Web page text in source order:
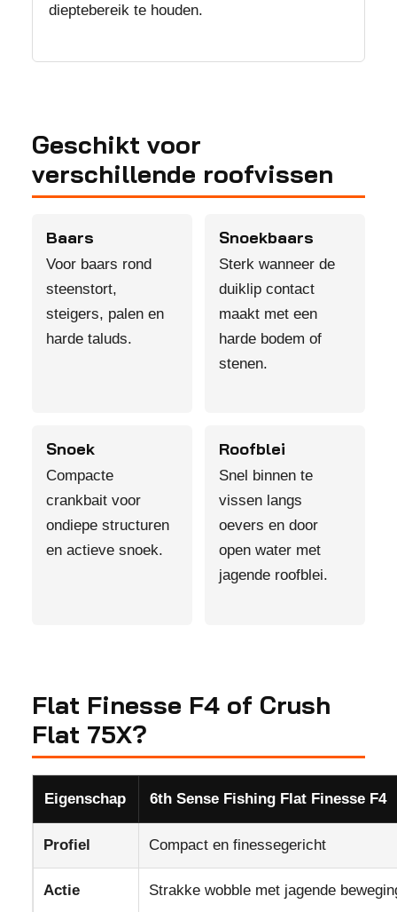
dieptebereik te houden.
Geschikt voor
verschillende roofvissen
Baars
Voor baars rond
steenstort,
steigers, palen en
harde taluds.
Snoekbaars
Sterk wanneer de
duiklip contact
maakt met een
harde bodem of
stenen.
Snoek
Compacte
crankbait voor
ondiepe structuren
en actieve snoek.
Roofblei
Snel binnen te
vissen langs
oevers en door
open water met
jagende roofblei.
Flat Finesse F4 of Crush
Flat 75X?
Eigenschap 6th Sense Fishing Flat Finesse F4
Profiel Compact en finessegericht
Actie Strakke wobble met jagende